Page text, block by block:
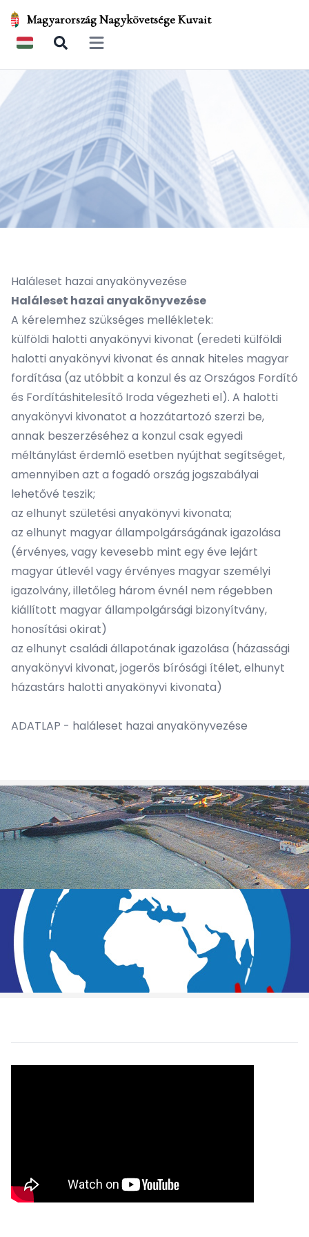
Magyarország Nagykövetsége Kuvait
Open main menu
Haláleset hazai anyakönyvezése
Haláleset hazai anyakönyvezése
A kérelemhez szükséges mellékletek:
külföldi halotti anyakönyvi kivonat (eredeti külföldi
halotti anyakönyvi kivonat és annak hiteles magyar
fordítása (az utóbbit a konzul és az Országos Fordító
és Fordításhitelesítő Iroda végezheti el). A halotti
anyakönyvi kivonatot a hozzátartozó szerzi be,
annak beszerzéséhez a konzul csak egyedi
méltánylást érdemlő esetben nyújthat segítséget,
amennyiben azt a fogadó ország jogszabályai
lehetővé teszik;
az elhunyt születési anyakönyvi kivonata;
az elhunyt magyar állampolgárságának igazolása
(érvényes, vagy kevesebb mint egy éve lejárt
magyar útlevél vagy érvényes magyar személyi
igazolvány, illetőleg három évnél nem régebben
kiállított magyar állampolgársági bizonyítvány,
honosítási okirat)
az elhunyt családi állapotának igazolása (házassági
anyakönyvi kivonat, jogerős bírósági ítélet, elhunyt
házastárs halotti anyakönyvi kivonata)
ADATLAP - haláleset hazai anyakönyvezése